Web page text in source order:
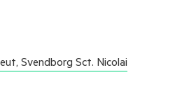
Svendborg Sct. Nicolai